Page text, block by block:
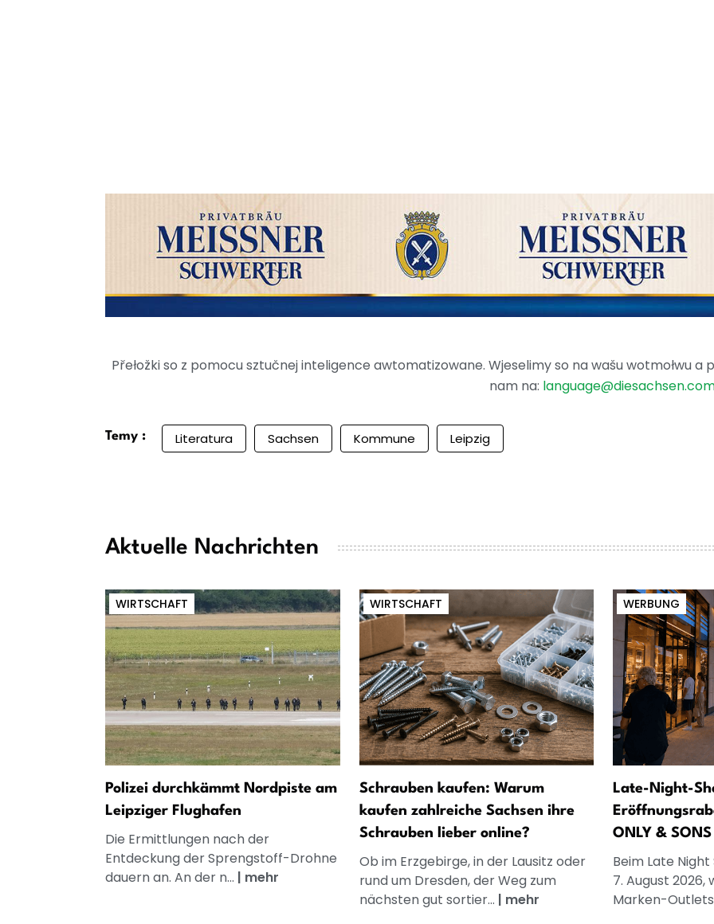
Přełožki so z pomocu sztučnej inteligence awtomatizowane. Wjeselimy so na wašu wotmołwu a
nam na:
Temy : Literatura Sachsen Kommune Leipzig
Aktuelle Nachrichten
WIRTSCHAFT
Polizei durchkämmt Nordpiste am
Leipziger Flughafen
Die Ermittlungen nach der
Entdeckung der Sprengstoff-Drohne
dauern an. An der n... | mehr
WIRTSCHAFT
Schrauben kaufen: Warum
kaufen zahlreiche Sachsen ihre
Schrauben lieber online?
Ob im Erzgebirge, in der Lausitz oder
rund um Dresden, der Weg zum
nächsten gut sortier... | mehr
WERBUNG
Late-Night-
ONLY & SONS
Beim Late
7. August 2026,
Marken-